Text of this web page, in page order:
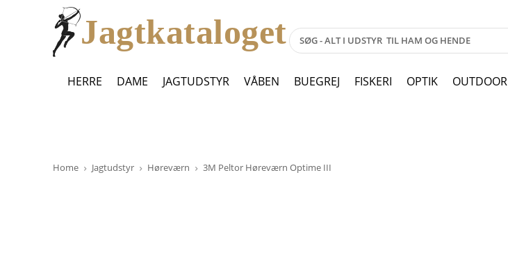
Jagtkataloget
HERRE DAME JAGTUDSTYR VÅBEN BUEGREJ FISKERI OPTIK OUTDOOR
Home Jagtudstyr Høreværn 3M Peltor Høreværn Optime III